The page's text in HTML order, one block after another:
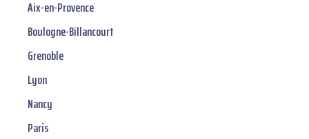
Aix-en-Provence
Boulogne-Billancourt
Grenoble
Lyon
Nancy
Paris